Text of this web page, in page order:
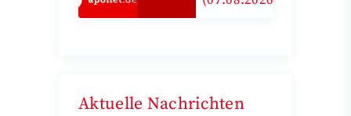
Aktuelle Nachrichten